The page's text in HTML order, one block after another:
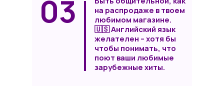
03
на распродаже в твоем
любимом магазине.
🇺🇸 Английский язык
желателен – хотя бы
чтобы понимать, что
поют ваши любимые
зарубежные хиты.